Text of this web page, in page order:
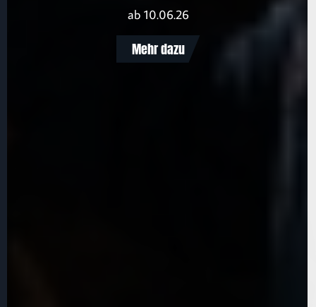
ab 10.06.26
Mehr dazu